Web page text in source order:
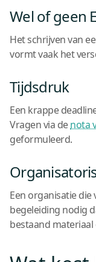
Wel of geen
Het schrijven van
vormt vaak het
Tijdsdruk
Een krappe
Vragen via denota
geformuleerd.
Een organisatie
begeleiding nodig
bestaand